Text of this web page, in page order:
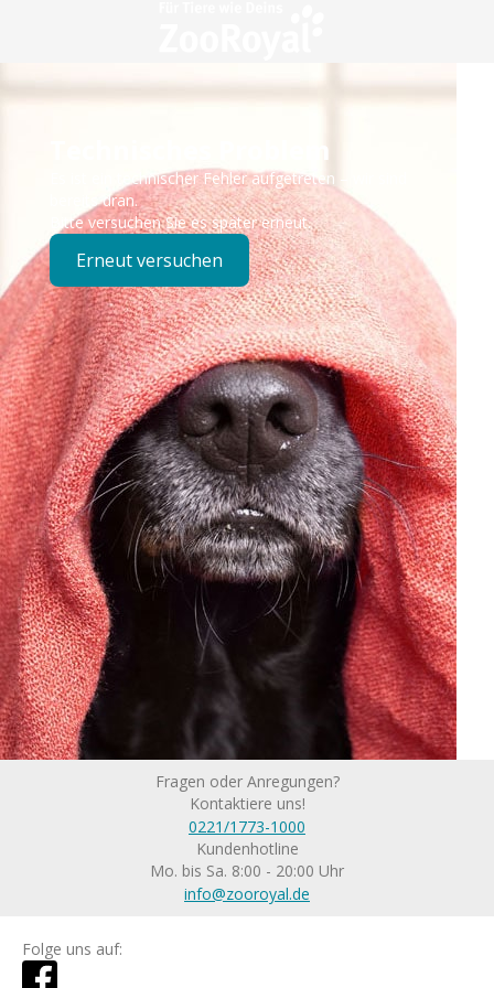
Technisches Problem
Es ist ein technischer Fehler aufgetreten – wir sind
bereits dran.
Bitte versuchen Sie es später erneut.
Erneut versuchen
Fragen oder Anregungen?
Kontaktiere uns!
0221/1773-1000
Kundenhotline
Mo. bis Sa. 8:00 - 20:00 Uhr
info@zooroyal.de
Folge uns auf: